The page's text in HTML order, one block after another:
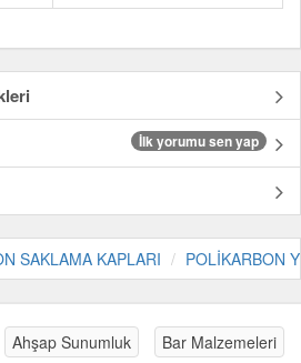
İlk yorumu sen yap
SAKLAMA KAPLARI POLİKARBON
Ahşap Sunumluk Bar Malzemeleri